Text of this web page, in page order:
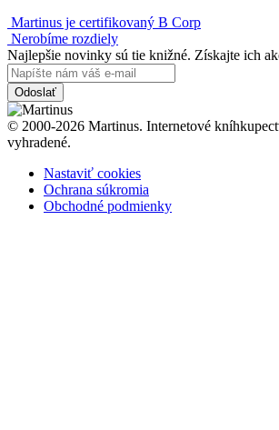
Martinus je certifikovaný B Corp
Nerobíme rozdiely
Najlepšie novinky sú tie knižné. Získajte ich
Odoslať
© 2000-2026 Martinus. Internetové
vyhradené.
Nastaviť cookies
Ochrana súkromia
Obchodné podmienky